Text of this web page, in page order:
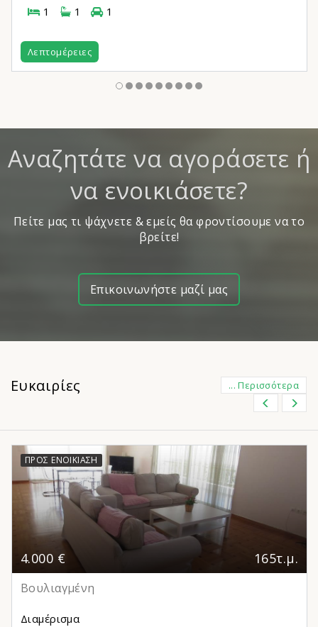
1
1 1
Λεπτομέρειες
Αναζητάτε να αγοράσετε ή
να ενοικιάσετε?
Πείτε μας τι ψάχνετε & εμείς θα φροντίσουμε να το
βρείτε!
Επικοινωνήστε μαζί μας
Ευκαιρίες ... Περισσότερα
ΠΡΟΣ ΕΝΟΙΚΊΑΣΗ
4.000 € 165τ.μ.
Βουλιαγμένη
Διαμέρισμα